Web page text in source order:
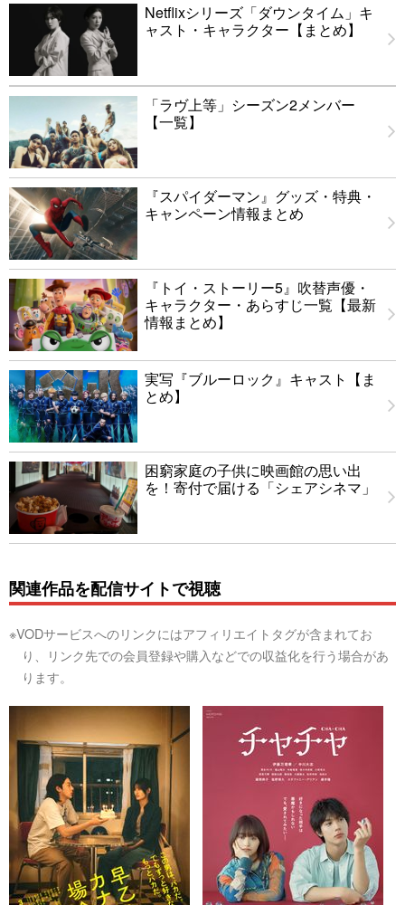
Netflixシリーズ「ダウンタイム」キ
ャスト・キャラクター【まとめ】
「ラヴ上等」シーズン2メンバー
【一覧】
『スパイダーマン』グッズ・特典・
キャンペーン情報まとめ
『トイ・ストーリー5』吹替声優・
キャラクター・あらすじ一覧【最新
情報まとめ】
実写『ブルーロック』キャスト【ま
とめ】
困窮家庭の子供に映画館の思い出
を！寄付で届ける「シェアシネマ」
関連作品を配信サイトで視聴
※VODサービスへのリンクにはアフィリエイトタグが含まれてお
り、リンク先での会員登録や購入などでの収益化を行う場合があ
ります。